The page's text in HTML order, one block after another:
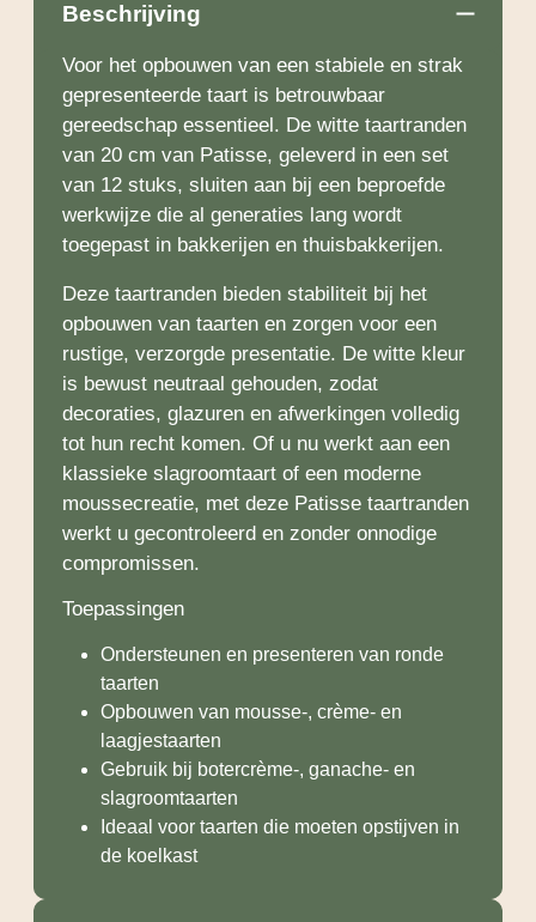
Beschrijving
Voor het opbouwen van een stabiele en strak
gepresenteerde taart is betrouwbaar
gereedschap essentieel. De witte taartranden
van 20 cm van Patisse, geleverd in een set
van 12 stuks, sluiten aan bij een beproefde
werkwijze die al generaties lang wordt
toegepast in bakkerijen en thuisbakkerijen.
Deze taartranden bieden stabiliteit bij het
opbouwen van taarten en zorgen voor een
rustige, verzorgde presentatie. De witte kleur
is bewust neutraal gehouden, zodat
decoraties, glazuren en afwerkingen volledig
tot hun recht komen. Of u nu werkt aan een
klassieke slagroomtaart of een moderne
moussecreatie, met deze Patisse taartranden
werkt u gecontroleerd en zonder onnodige
compromissen.
Toepassingen
Ondersteunen en presenteren van ronde
taarten
Opbouwen van mousse-, crème- en
laagjestaarten
Gebruik bij botercrème-, ganache- en
slagroomtaarten
Ideaal voor taarten die moeten opstijven in
de koelkast